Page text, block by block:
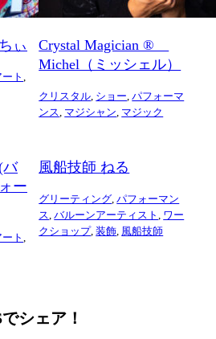
ぃ
ト,
Crystal Magician ®
Michel（ミッシェル）
クリスタル, ショー,パフォーマ
ンス, マジシャン, マジック
バ
ー
ト,
風船技師 ねる
グリーティング,パフォーマン
ス,バルーンアーティスト, ワー
クショップ,装飾, 風船技師
でシェア！